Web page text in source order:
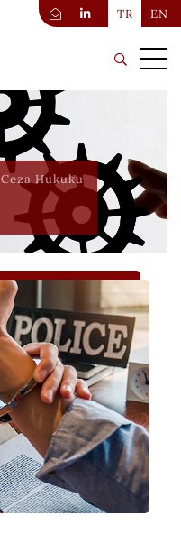
TR EN
Ceza Hukuku